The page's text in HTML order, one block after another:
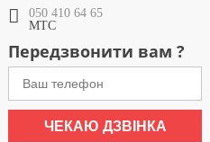
050 410 64 65
МТС
Передзвонити вам ?
ЧЕКАЮ ДЗВІНКА